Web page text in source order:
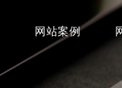
网站案例